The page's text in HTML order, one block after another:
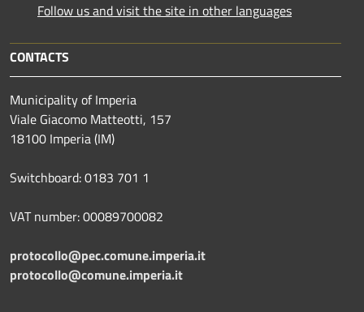
Follow us and visit the site in other languages
CONTACTS
Municipality of Imperia
Viale Giacomo Matteotti, 157
18100 Imperia (IM)
Switchboard: 0183 701 1
VAT number: 00089700082
protocollo@pec.comune.imperia.it
protocollo@comune.imperia.it